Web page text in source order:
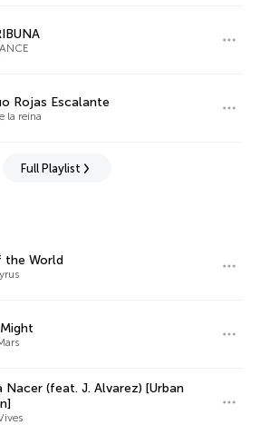
Rojas Escalante
la reina
Full Playlist
the World
Nacer (feat. J. Alvarez) [Urban